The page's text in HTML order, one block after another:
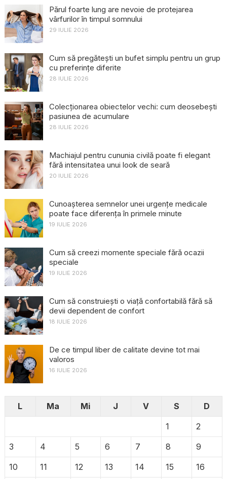
Părul foarte lung are nevoie de protejarea
vârfurilor în timpul somnului
29 IULIE 2026
Cum să pregătești un bufet simplu pentru un grup
cu preferințe diferite
28 IULIE 2026
Colecționarea obiectelor vechi: cum deosebești
pasiunea de acumulare
28 IULIE 2026
Machiajul pentru cununia civilă poate fi elegant
fără intensitatea unui look de seară
20 IULIE 2026
Cunoașterea semnelor unei urgențe medicale
poate face diferența în primele minute
19 IULIE 2026
Cum să creezi momente speciale fără ocazii
speciale
19 IULIE 2026
Cum să construiești o viață confortabilă fără să
devii dependent de confort
18 IULIE 2026
De ce timpul liber de calitate devine tot mai
valoros
16 IULIE 2026
L Ma Mi J V S
D
1
2
3
4 5 6 7 8
9
10
11 12 13 14 15 16